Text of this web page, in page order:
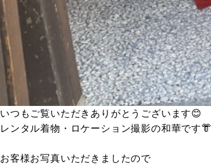
いつもご覧いただきありがとうございます😊
レンタル着物・ロケーション撮影の和華です👘
お客様お写真いただきましたので